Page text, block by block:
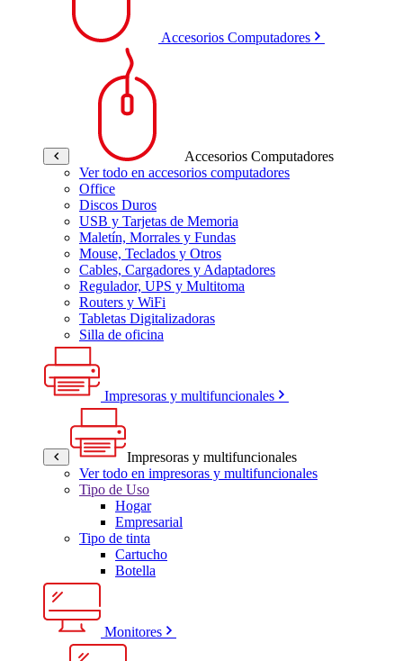
Accesorios Computadores
Accesorios Computadores
Ver todo en accesorios computadores
Office
Discos Duros
USB y Tarjetas de Memoria
Maletín, Morrales y Fundas
Mouse, Teclados y Otros
Cables, Cargadores y Adaptadores
Regulador, UPS y Multitoma
Routers y WiFi
Tabletas Digitalizadoras
Silla de oficina
Impresoras y multifuncionales
Impresoras y multifuncionales
Ver todo en impresoras y multifuncionales
Tipo de Uso
Hogar
Empresarial
Tipo de tinta
Cartucho
Botella
Monitores